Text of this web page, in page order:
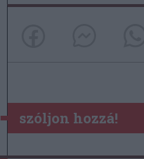
szóljon hozzá!